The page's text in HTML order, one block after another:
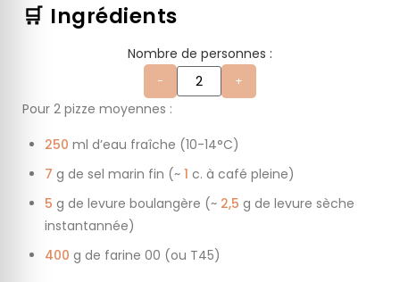
🛒 Ingrédients
Nombre de personnes :
− +
Pour 2 pizze moyennes :
250 ml d’eau fraîche (10-14°C)
7 g de sel marin fin (~ 1 c. à café pleine)
5 g de levure boulangère (~ 2,5 g de levure sèche
instantannée)
400 g de farine 00 (ou T45)